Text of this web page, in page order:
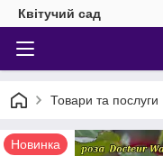
Квітучий сад
Товари та послуги
Новинка